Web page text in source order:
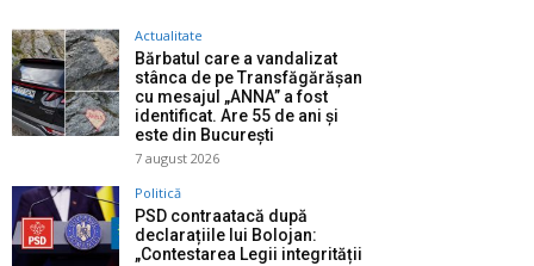
Actualitate
Bărbatul care a vandalizat
stânca de pe Transfăgărășan
cu mesajul „ANNA” a fost
identificat. Are 55 de ani și
este din București
7 august 2026
Politică
PSD contraatacă după
declarațiile lui Bolojan:
„Contestarea Legii integrității